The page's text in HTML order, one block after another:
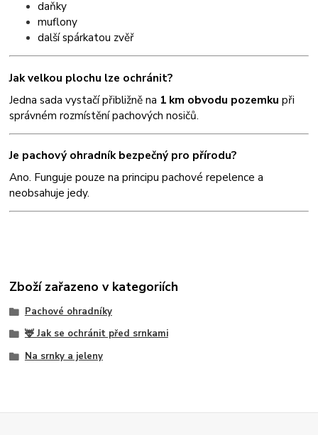
daňky
muflony
další spárkatou zvěř
Jak velkou plochu lze ochránit?
Jedna sada vystačí přibližně na 1 km obvodu pozemku při
správném rozmístění pachových nosičů.
Je pachový ohradník bezpečný pro přírodu?
Ano. Funguje pouze na principu pachové repelence a
neobsahuje jedy.
Zboží zařazeno v kategoriích
Pachové ohradníky
🦌 Jak se ochránit před srnkami
Na srnky a jeleny